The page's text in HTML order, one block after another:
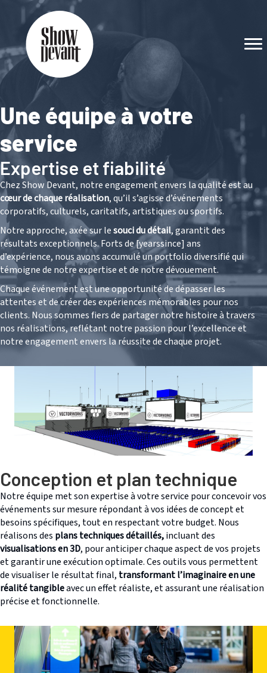
Une équipe à votre
service
Expertise et fiabilité
Chez Show Devant, notre engagement envers la qualité est au
cœur de chaque réalisation, qu’il s’agisse d’événements
corporatifs, culturels, caritatifs, artistiques ou sportifs.
Notre approche, axée sur lesouci du détail, garantit des
résultats exceptionnels. Forts de [yearssince] ans
d’expérience, nous avons accumulé un portfolio diversifié qui
témoigne de notre expertise et de notre dévouement.
Chaque événement est une opportunité de dépasser les
attentes et de créer des expériences mémorables pour nos
clients. Nous sommes fiers de partager notre histoire à travers
nos réalisations, reflétant notre passion pour l’excellence et
notre engagement envers la réussite de chaque projet.
Conception et plan technique
Notre équipe met son expertise à votre service pour concevoir vos
événements sur mesure répondant à vos idées de concept et
besoins spécifiques, tout en respectant votre budget. Nous
réalisons des plans techniques détaillés,incluant des
visualisations en 3D, pour anticiper chaque aspect de vos projets
et garantir une exécution optimale. Ces outils vous permettent
de visualiser le résultat final, transformant l’imaginaire en une
réalité tangibleavec un effet réaliste, et assurant une réalisation
précise et fonctionnelle.